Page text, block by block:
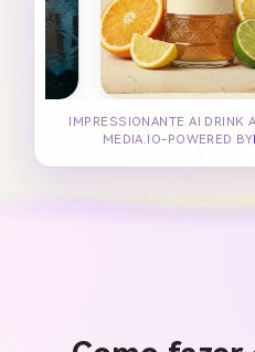
IMPRESSIONANTE AI DRINK
MEDIA.IO-POWERED BY